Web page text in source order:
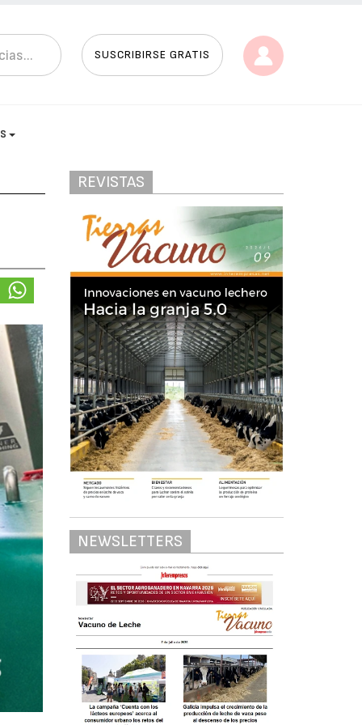
SUSCRIBIRSE GRATIS
REVISTAS
NEWSLETTERS